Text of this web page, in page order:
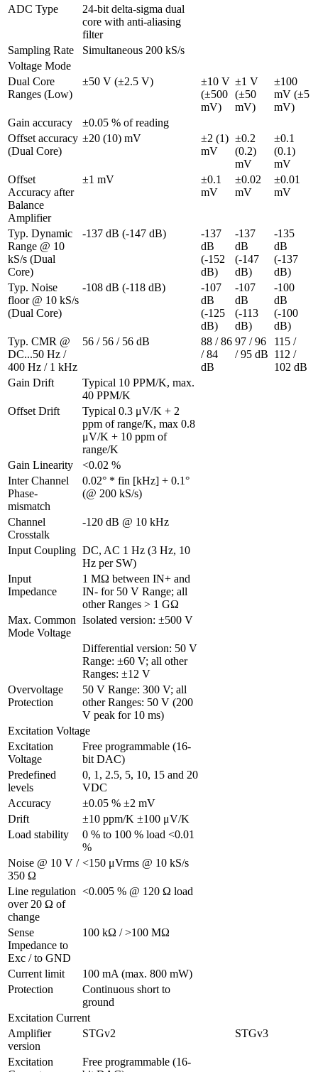
ADC Type
24-bit delta-sigma dual
core with anti-aliasing
filter
Sampling Rate
Simultaneous 200 kS/s
Voltage Mode
Dual Core
Ranges (Low)
±50 V (±2.5 V)
±10 V
(±500
mV)
±1 V
(±50
mV)
±100
mV (±5
mV)
Gain accuracy
±0.05 % of reading
Offset accuracy
(Dual Core)
±20 (10) mV
±2 (1)
mV
±0.2
(0.2)
mV
±0.1
(0.1)
mV
Offset
Accuracy after
Balance
Amplifier
±1 mV
±0.1
mV
±0.02
mV
±0.01
mV
Typ. Dynamic
Range @ 10
kS/s (Dual
Core)
-137 dB (-147 dB)
-137
dB
(-152
dB)
-137
dB
(-147
dB)
-135
dB
(-137
dB)
Typ. Noise
floor @ 10 kS/s
(Dual Core)
-108 dB (-118 dB)
-107
dB
(-125
dB)
-107
dB
(-113
dB)
-100
dB
(-100
dB)
Typ. CMR @
DC...50 Hz /
400 Hz / 1 kHz
56 / 56 / 56 dB
88 / 86
/ 84
dB
97 / 96
/ 95 dB
115 /
112 /
102 dB
Gain Drift
Typical 10 PPM/K, max.
40 PPM/K
Offset Drift
Typical 0.3 μV/K + 2
ppm of range/K, max 0.8
μV/K + 10 ppm of
range/K
Gain Linearity
<0.02 %
Inter Channel
Phase-
mismatch
0.02° * fin [kHz] + 0.1°
(@ 200 kS/s)
Channel
Crosstalk
-120 dB @ 10 kHz
Input Coupling DC, AC 1 Hz (3 Hz, 10
Hz per SW)
Input
Impedance
1 MΩ between IN+ and
IN- for 50 V Range; all
other Ranges > 1 GΩ
Max. Common
Mode Voltage
Isolated version: ±500 V
Differential version: 50 V
Range: ±60 V; all other
Ranges: ±12 V
Overvoltage
Protection
50 V Range: 300 V; all
other Ranges: 50 V (200
V peak for 10 ms)
Excitation Voltage
Excitation
Voltage
Free programmable (16-
bit DAC)
Predefined
levels
0, 1, 2.5, 5, 10, 15 and 20
VDC
Accuracy
±0.05 % ±2 mV
Drift
±10 ppm/K ±100 μV/K
Load stability
0 % to 100 % load <0.01
%
Noise @ 10 V /
350 Ω
<150 μVrms @ 10 kS/s
Line regulation
over 20 Ω of
change
<0.005 % @ 120 Ω load
Sense
Impedance to
Exc / to GND
100 kΩ / >100 MΩ
Current limit
100 mA (max. 800 mW)
Protection
Continuous short to
ground
Excitation Current
Amplifier
version
STGv2 STGv3
Excitation
Free programmable (16-